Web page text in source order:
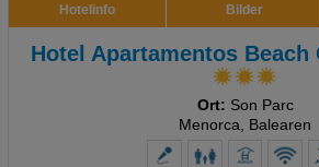
Hotelinfo Bilder
Hotel Apartamentos Beach
Ort: Son Parc
Menorca, Balearen